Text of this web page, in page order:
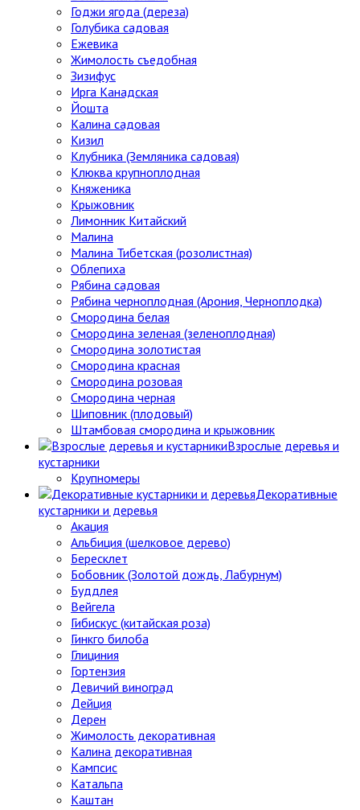
Годжи ягода (дереза)
Голубика садовая
Ежевика
Жимолость съедобная
Зизифус
Ирга Канадская
Йошта
Калина садовая
Кизил
Клубника (Земляника садовая)
Клюква крупноплодная
Княженика
Крыжовник
Лимонник Китайский
Малина
Малина Тибетская (розолистная)
Облепиха
Рябина садовая
Рябина черноплодная (Арония, Черноплодка)
Смородина белая
Смородина зеленая (зеленоплодная)
Смородина золотистая
Смородина красная
Смородина розовая
Смородина черная
Шиповник (плодовый)
Штамбовая смородина и крыжовник
Взрослые деревья и
кустарники
Крупномеры
Декоративные
кустарники и деревья
Акация
Альбиция (шелковое дерево)
Бересклет
Бобовник (Золотой дождь, Лабурнум)
Буддлея
Вейгела
Гибискус (китайская роза)
Гинкго билоба
Глициния
Гортензия
Девичий виноград
Дейция
Дерен
Жимолость декоративная
Калина декоративная
Кампсис
Катальпа
Каштан